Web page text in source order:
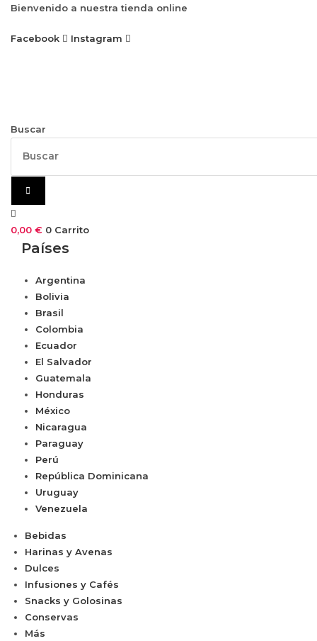
contenido
Bienvenido a nuestra tienda online
Facebook Instagram
Buscar
0,00 € 0 Carrito
Países
Argentina
Bolivia
Brasil
Colombia
Ecuador
El Salvador
Guatemala
Honduras
México
Nicaragua
Paraguay
Perú
República Dominicana
Uruguay
Venezuela
Bebidas
Harinas y Avenas
Dulces
Infusiones y Cafés
Snacks y Golosinas
Conservas
Más